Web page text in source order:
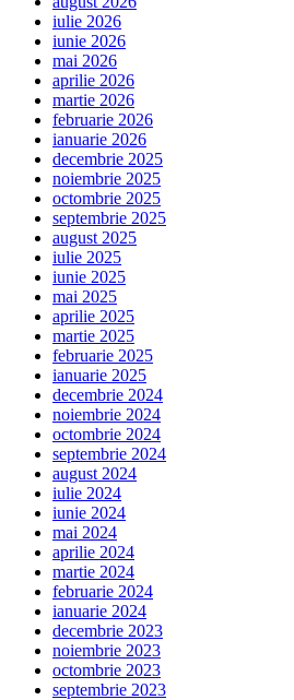
iulie 2026
iunie 2026
mai 2026
aprilie 2026
martie 2026
februarie 2026
ianuarie 2026
decembrie 2025
noiembrie 2025
octombrie 2025
septembrie 2025
august 2025
iulie 2025
iunie 2025
mai 2025
aprilie 2025
martie 2025
februarie 2025
ianuarie 2025
decembrie 2024
noiembrie 2024
octombrie 2024
septembrie 2024
august 2024
iulie 2024
iunie 2024
mai 2024
aprilie 2024
martie 2024
februarie 2024
ianuarie 2024
decembrie 2023
noiembrie 2023
octombrie 2023
septembrie 2023